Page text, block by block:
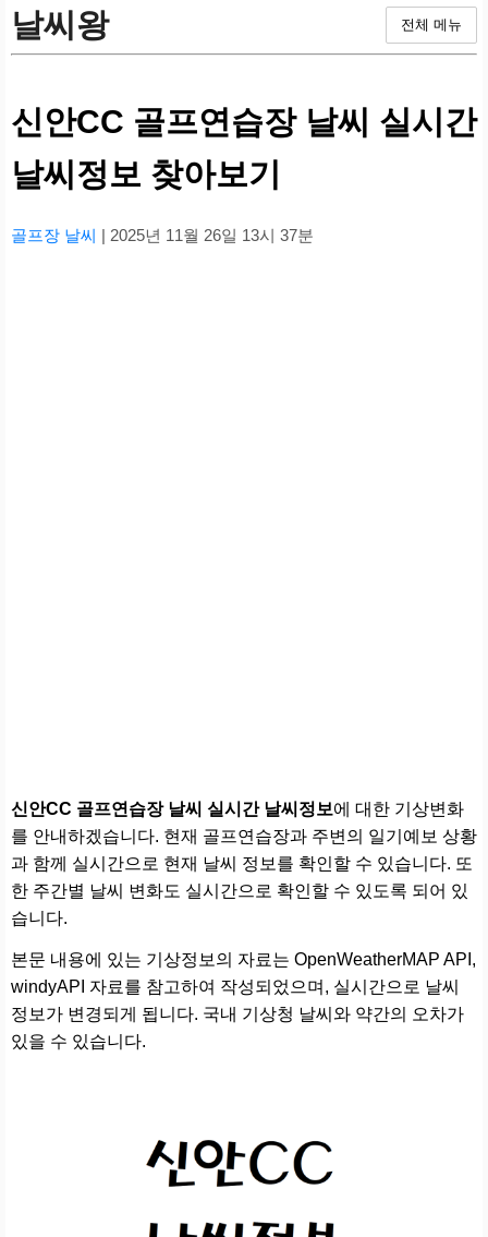
날씨왕 전체 메뉴
신안CC 골프연습장 날씨 실시간
날씨정보 찾아보기
골프장 날씨 | 2025년 11월 26일 13시 37분
신안CC 골프연습장 날씨 실시간 날씨정보에 대한 기상변화
를 안내하겠습니다. 현재 골프연습장과 주변의 일기예보 상황
과 함께 실시간으로 현재 날씨 정보를 확인할 수 있습니다. 또
한 주간별 날씨 변화도 실시간으로 확인할 수 있도록 되어 있
습니다.
본문 내용에 있는 기상정보의 자료는 OpenWeatherMAP API,
windyAPI 자료를 참고하여 작성되었으며, 실시간으로 날씨
정보가 변경되게 됩니다. 국내 기상청 날씨와 약간의 오차가
있을 수 있습니다.